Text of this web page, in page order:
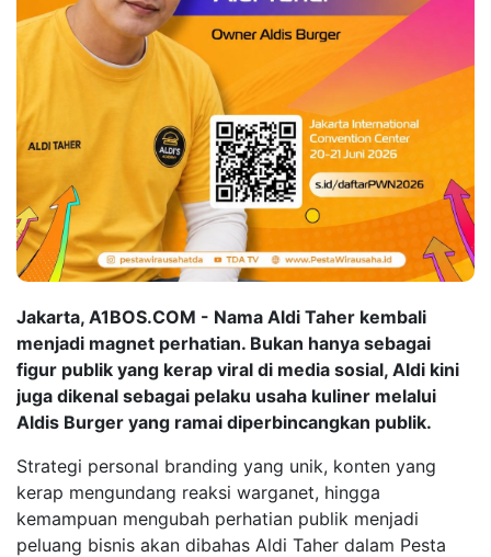
Jakarta, A1BOS.COM - Nama Aldi Taher kembali
menjadi magnet perhatian. Bukan hanya sebagai
figur publik yang kerap viral di media sosial, Aldi kini
juga dikenal sebagai pelaku usaha kuliner melalui
Aldis Burger yang ramai diperbincangkan publik.
Strategi personal branding yang unik, konten yang
kerap mengundang reaksi warganet, hingga
kemampuan mengubah perhatian publik menjadi
peluang bisnis akan dibahas Aldi Taher dalam Pesta